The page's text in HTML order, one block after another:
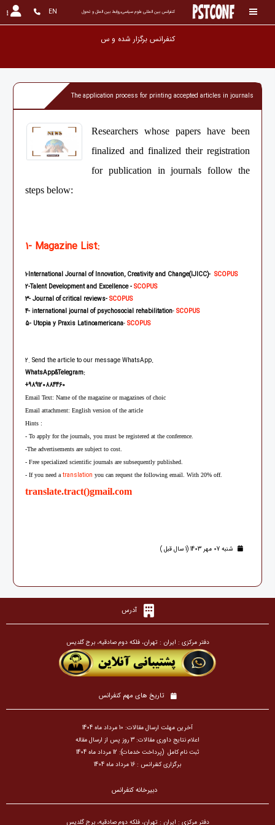
کنفرانس بین المللی علوم سیاسی،روابط بین الملل و تحول EN
کنفرانس برگزار
The application process for printing accepted articles in journals
Researchers whose papers have been
finalized and finalized their registration
for publication in journals follow the
steps below:
1- Magazine List:
1-International Journal of Innovation, Creativity and Change(IJICC)- SCOPUS
2-Talent Development and Excellence - SCOPUS
3- Journal of critical reviews- SCOPUS
4- international journal of psychosocial rehabilitation- SCOPUS
5- Utopia y Praxis Latinoamericana- SCOPUS
2. Send the article to our message WhatsApp.
WhatsApp&Telegram:
+989120884460
Email Text: Name of the magazine or magazines of choic
Email attachment: English version of the article
Hints :
- To apply for the journals, you must be registered at the conference.
-The advertisements are subject to cost.
- Free specialized scientific journals are subsequently published.
- If you need atranslation you can request the following email. With 20% off.
translate.tract()gmail.com
شنبه 07 مهر 1403 (1 سال قبل )
آدرس
دفتر مرکزی : ایران : تهران، فلکه دوم صادقیه، برج گلدیس
تاریخ های مهم کنفرانس
آخرین مهلت ارسال مقالات: 10 مرداد ماه 1404
اعلام نتایج داوری مقالات: 3 روز پس از ارسال مقاله
ثبت نام کامل (پرداخت خدمات): 12 مرداد ماه 1404
برگزاری کنفرانس : 16 مرداد ماه 1404
دبیرخانه کنفرانس
دفتر مرکزی : ایران : تهران، فلکه دوم صادقیه، برج گلدیس